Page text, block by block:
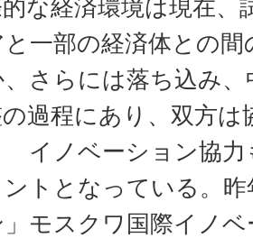
な経済環境は現在、
と一部の経済体との
さらには落ち込み
過程にあり、双方は
イノベーション協力
トとなっている。
モスクワ国際イノ